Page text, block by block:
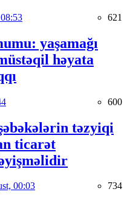
621
yaşamağı
həyata
600
təzyiqi
ticarət
00:03 734